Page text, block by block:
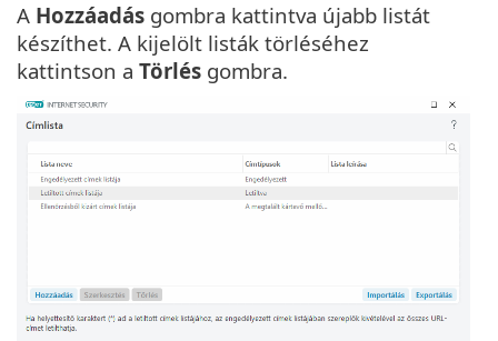
A Hozzáadás gombra kattintva újabb listát
készíthet. A kijelölt listák törléséhez
kattintson a Törlés gombra.